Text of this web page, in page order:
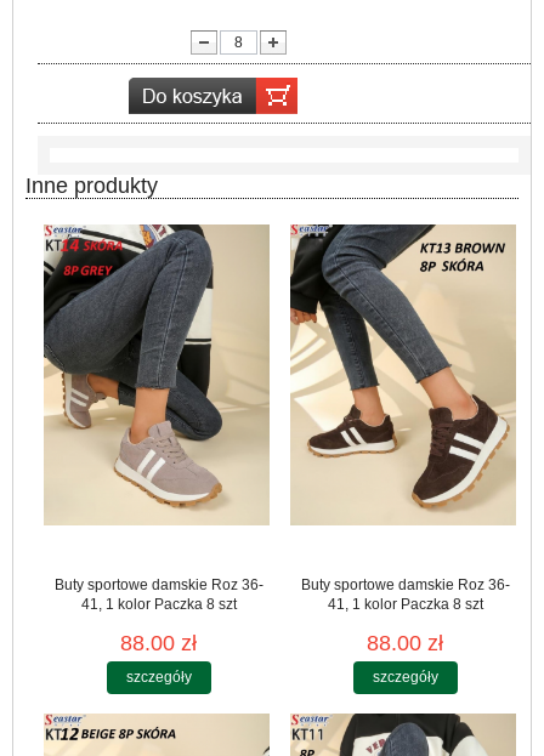
Inne produkty
Buty sportowe damskie Roz 36-
41, 1 kolor Paczka 8 szt
88.00 zł
szczegóły
Buty sportowe damskie Roz 36-
41, 1 kolor Paczka 8 szt
88.00 zł
szczegóły